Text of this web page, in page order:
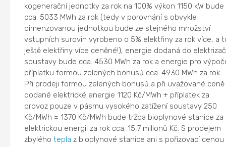
kogenerační jednotky za rok na 100% výkon 1150 kW bude
cca. 5033 MWh za rok (tedy v porovnání s obvykle
dimenzovanou jednotkou bude ze stejného množství
vstupních surovin vyrobeno o 5% elektřiny za rok více, a
ještě elektřiny více ceněné!), energie dodaná do
soustavy bude cca. 4530 MWh za rok a energie pro
příplatku formou zelených bonusů cca. 4930 MWh za rok.
Při prodeji formou zelených bonusů a při uvažované ceně
dodané elektrické energie 1120 Kč/MWh + příplatek za
provoz pouze v pásmu vysokého zatížení soustavy 250
Kč/MWh = 1370 Kč/MWh bude tržba bioplynové stanice za
elektrickou energii za rok cca. 15,7 milionů Kč. S prodejem
zbyléhotepla z bioplynové stanice ani s pořizovací cenou